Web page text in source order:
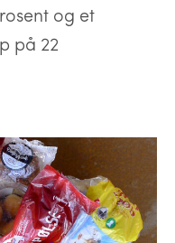
og et
på 22